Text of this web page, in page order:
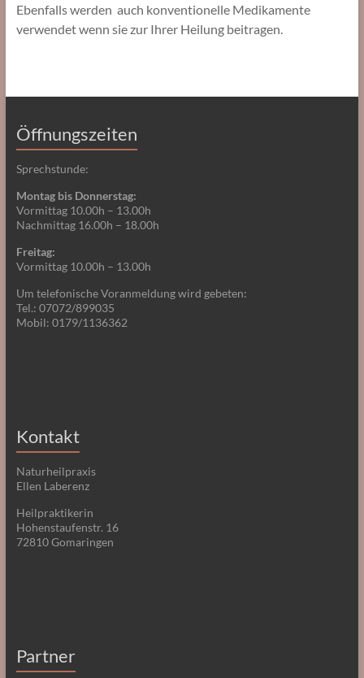
Ebenfalls werden auch konventionelle Medikamente
verwendet wenn sie zur Ihrer Heilung beitragen.
Öffnungszeiten
Sprechstunde:
Montag bis Donnerstag:
Vormittag 10.00h – 13.00h
Nachmittag 16.00h – 18.00h
Freitag:
Vormittag 10.00h – 13.00h
Um telefonische Voranmeldung wird gebeten:
Tel.: 07072/899035
Mobil: 0179/1136362
Kontakt
Naturheilpraxis
Ellen Laberenz
Heilpraktikerin
Hohenstaufenstr. 16
72810 Gomaringen
Partner